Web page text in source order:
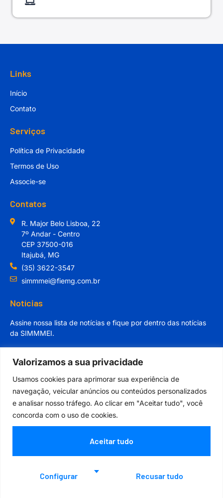
Valorizamos a sua privacidade
Usamos cookies para aprimorar sua experiência de
navegação, veicular anúncios ou conteúdos personalizados
e analisar nosso tráfego. Ao clicar em "Aceitar tudo", você
concorda com o uso de cookies.
Configurar Recusar tudo
Aceitar tudo
Links
Início
Contato
Serviços
Política de Privacidade
Termos de Uso
Associe-se
Contatos
R. Major Belo Lisboa, 22
7º Andar - Centro
CEP 37500-016
Itajubá, MG
(35) 3622-3547
simmmei@fiemg.com.br
Notícias
Assine nossa lista de notícias e fique por dentro das notícias
da SIMMMEI.
Cadastrar